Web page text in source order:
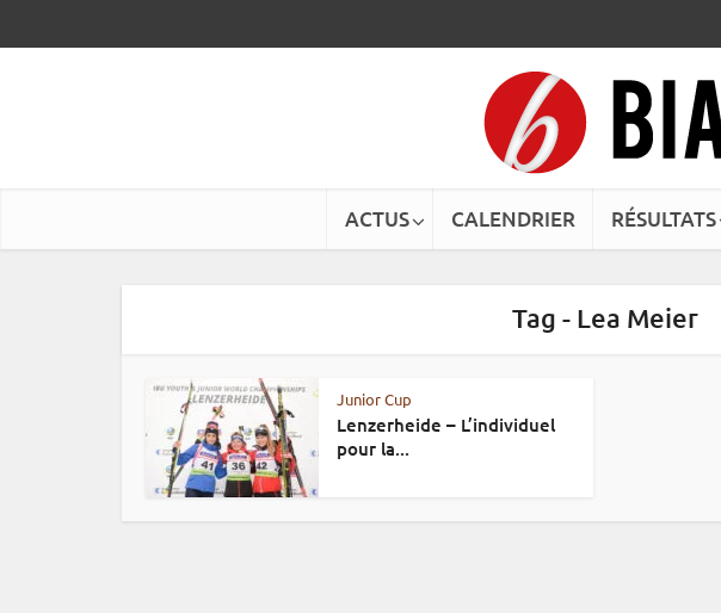
ACTUS CALENDRIER RÉSULTATS
Tag - Lea Meier
Junior Cup
Lenzerheide – L’individuel
pour la...